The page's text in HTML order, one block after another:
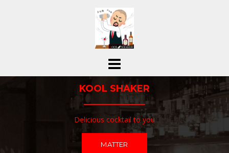
ス
KOOL SHAKER
Delicious cocktail to you
MATTER